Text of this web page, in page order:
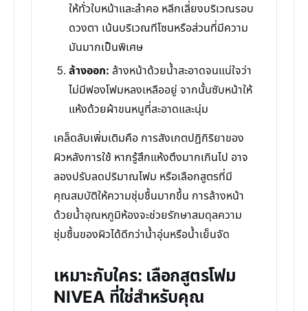
ให้ทั่วใบหน้าและลำคอ หลีกเลี่ยงบริเวณรอบ
ดวงตา เน้นบริเวณทีโซนหรือส่วนที่มีความ
มันมากเป็นพิเศษ
ล้างออก: ล้างหน้าด้วยน้ำสะอาดจนแน่ใจว่า
ไม่มีฟองโฟมหลงเหลืออยู่ จากนั้นซับหน้าให้
แห้งด้วยผ้าขนหนูที่สะอาดและนุ่ม
เคล็ดลับเพิ่มเติมคือ การสังเกตปฏิกิริยาของ
ผิวหลังการใช้ หากรู้สึกแห้งตึงมากเกินไป อาจ
ลองปรับลดปริมาณโฟม หรือเลือกสูตรที่มี
คุณสมบัติให้ความชุ่มชื้นมากขึ้น การล้างหน้า
ด้วยน้ำอุณหภูมิห้องจะช่วยรักษาสมดุลความ
ชุ่มชื้นของผิวได้ดีกว่าน้ำอุ่นหรือน้ำเย็นจัด
เหมาะกับใคร: เลือกสูตรโฟม
NIVEA ที่ใช่สำหรับคุณ